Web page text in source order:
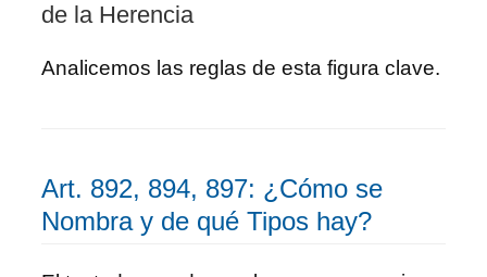
de la Herencia
Analicemos las reglas de esta figura clave.
Art. 892, 894, 897: ¿Cómo se
Nombra y de qué Tipos hay?